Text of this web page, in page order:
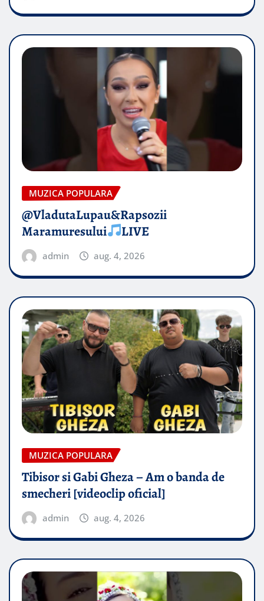
MUZICA POPULARA
@VladutaLupau&Rapsozii
Maramuresului
LIVE
admin aug. 4, 2026
MUZICA POPULARA
Tibisor si Gabi Gheza – Am o banda de
smecheri [videoclip oficial]
admin aug. 4, 2026